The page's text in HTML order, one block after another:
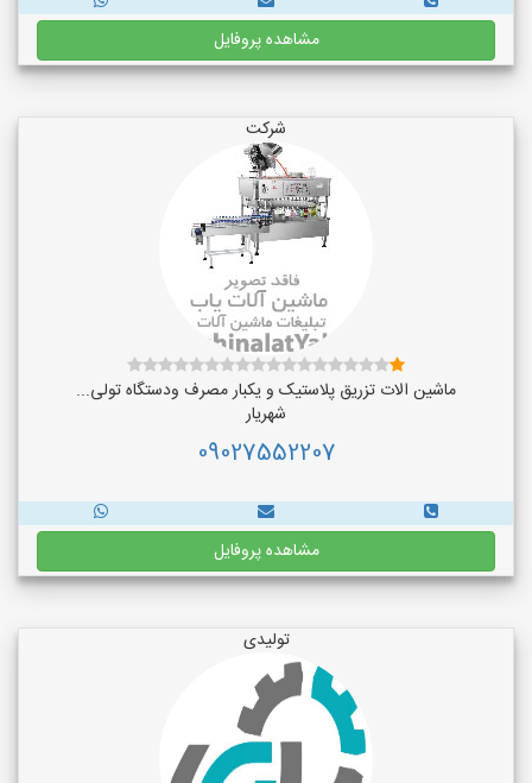
مشاهده پروفایل
شرکت
ماشین الات تزریق پلاستیک و یکبار مصرف ودستگاه تولی...
شهریار
09027552207
مشاهده پروفایل
تولیدی